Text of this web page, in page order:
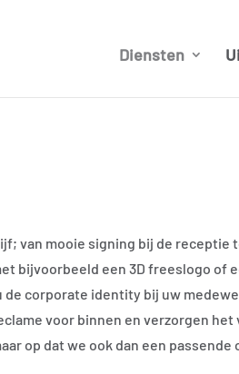
Diensten
van mooie signing bij de receptie
bijvoorbeeld een 3D freeslogo of
corporate identity bij uw
voor binnen en verzorgen
op dat we ook dan een passende